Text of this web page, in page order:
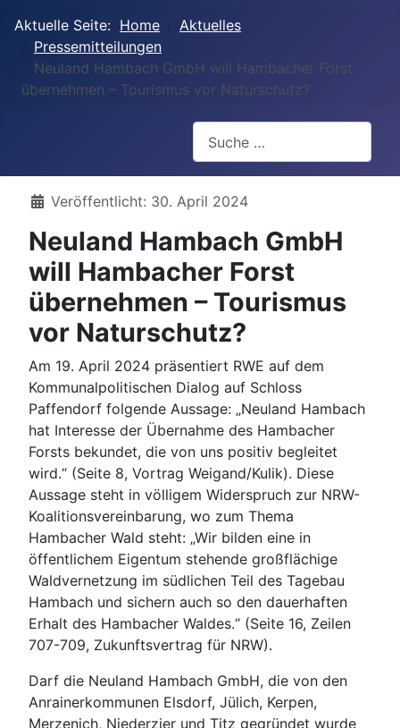
Aktuelle Seite: Home
Aktuelles
Pressemitteilungen
Neuland Hambach GmbH will Hambacher Forst
übernehmen – Tourismus vor Naturschutz?
Details
Veröffentlicht: 30. April 2024
Neuland Hambach GmbH
will Hambacher Forst
übernehmen – Tourismus
vor Naturschutz?
Am 19. April 2024 präsentiert RWE auf dem
Kommunalpolitischen Dialog auf Schloss
Paffendorf folgende Aussage: „Neuland Hambach
hat Interesse der Übernahme des Hambacher
Forsts bekundet, die von uns positiv begleitet
wird.“ (Seite 8, Vortrag Weigand/Kulik). Diese
Aussage steht in völligem Widerspruch zur NRW-
Koalitionsvereinbarung, wo zum Thema
Hambacher Wald steht: „Wir bilden eine in
öffentlichem Eigentum stehende großflächige
Waldvernetzung im südlichen Teil des Tagebau
Hambach und sichern auch so den dauerhaften
Erhalt des Hambacher Waldes.“ (Seite 16, Zeilen
707-709, Zukunftsvertrag für NRW).
Darf die Neuland Hambach GmbH, die von den
Anrainerkommunen Elsdorf, Jülich, Kerpen,
Merzenich, Niederzier und Titz gegründet wurde